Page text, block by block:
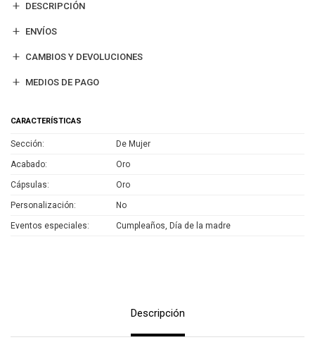
DESCRIPCIÓN
ENVÍOS
CAMBIOS Y DEVOLUCIONES
MEDIOS DE PAGO
CARACTERÍSTICAS
Sección De Mujer
Acabado Oro
Cápsulas Oro
Personalización No
Eventos especiales Cumpleaños, Día de la madre
Descripción